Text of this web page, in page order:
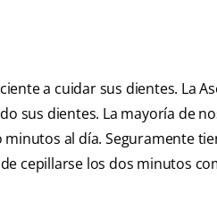
a cuidar sus dientes. La
sus dientes. La mayoría de
al día. Seguramente
cepillarse los dos minutos